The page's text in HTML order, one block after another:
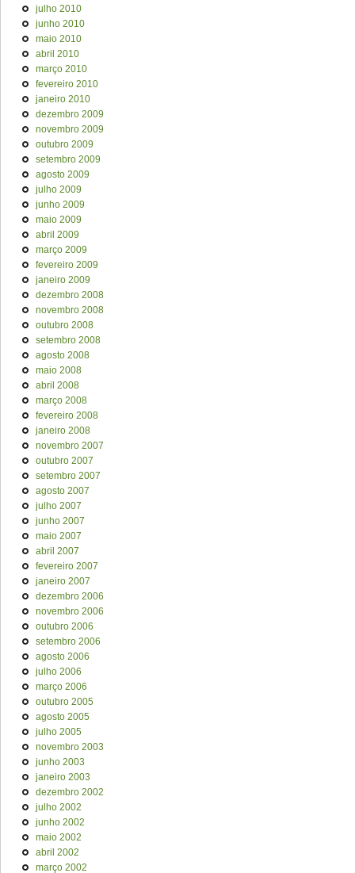
julho 2010
junho 2010
maio 2010
abril 2010
março 2010
fevereiro 2010
janeiro 2010
dezembro 2009
novembro 2009
outubro 2009
setembro 2009
agosto 2009
julho 2009
junho 2009
maio 2009
abril 2009
março 2009
fevereiro 2009
janeiro 2009
dezembro 2008
novembro 2008
outubro 2008
setembro 2008
agosto 2008
maio 2008
abril 2008
março 2008
fevereiro 2008
janeiro 2008
novembro 2007
outubro 2007
setembro 2007
agosto 2007
julho 2007
junho 2007
maio 2007
abril 2007
fevereiro 2007
janeiro 2007
dezembro 2006
novembro 2006
outubro 2006
setembro 2006
agosto 2006
julho 2006
março 2006
outubro 2005
agosto 2005
julho 2005
novembro 2003
junho 2003
janeiro 2003
dezembro 2002
julho 2002
junho 2002
maio 2002
abril 2002
março 2002